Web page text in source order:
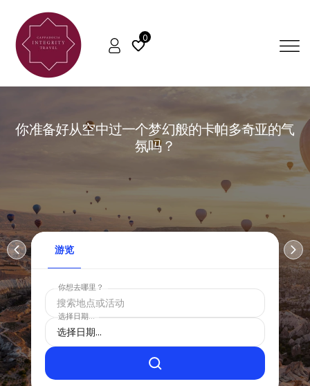
0
你准备好从空中过一个梦幻般的卡帕多奇亚的气
氛吗？
游览
你想去哪里？
搜索地点或活动
选择日期...